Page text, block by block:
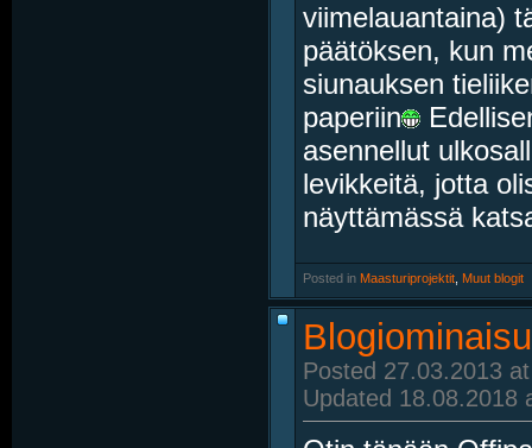
viimelauantaina)
päätöksen, kun
siunauksen
paperiin
asennellut
levikkeitä, jotta
näyttämässä
Posted in Maasturiprojektit Muut blogit
Posted 27.03.2013
Updated 18.08.2018